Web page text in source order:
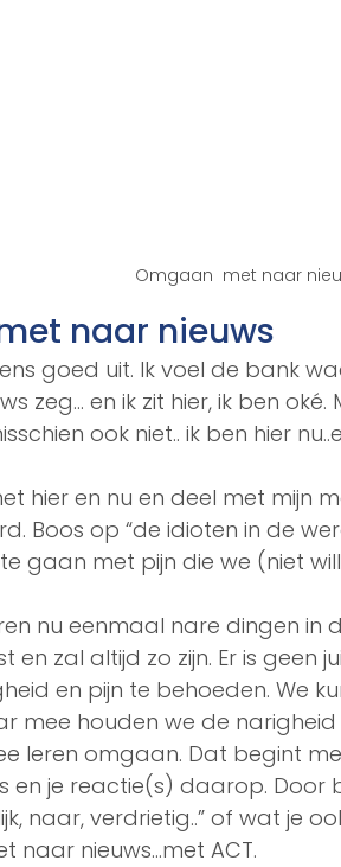
Omgaan  met naar
naar nieuws
goed uit. Ik voel de bank
zeg… en ik zit hier, ik ben
ook niet.. ik ben hier
hier en nu en deel met mijn
Boos op “de idioten in de
gaan met pijn die we (niet
nu eenmaal nare dingen in
en zal altijd zo zijn. Er is geen
en pijn te behoeden. We
mee houden we de narigheid
leren omgaan. Dat begint
en je reactie(s) daarop. Door
naar, verdrietig..” of wat je
naar nieuws...met ACT.